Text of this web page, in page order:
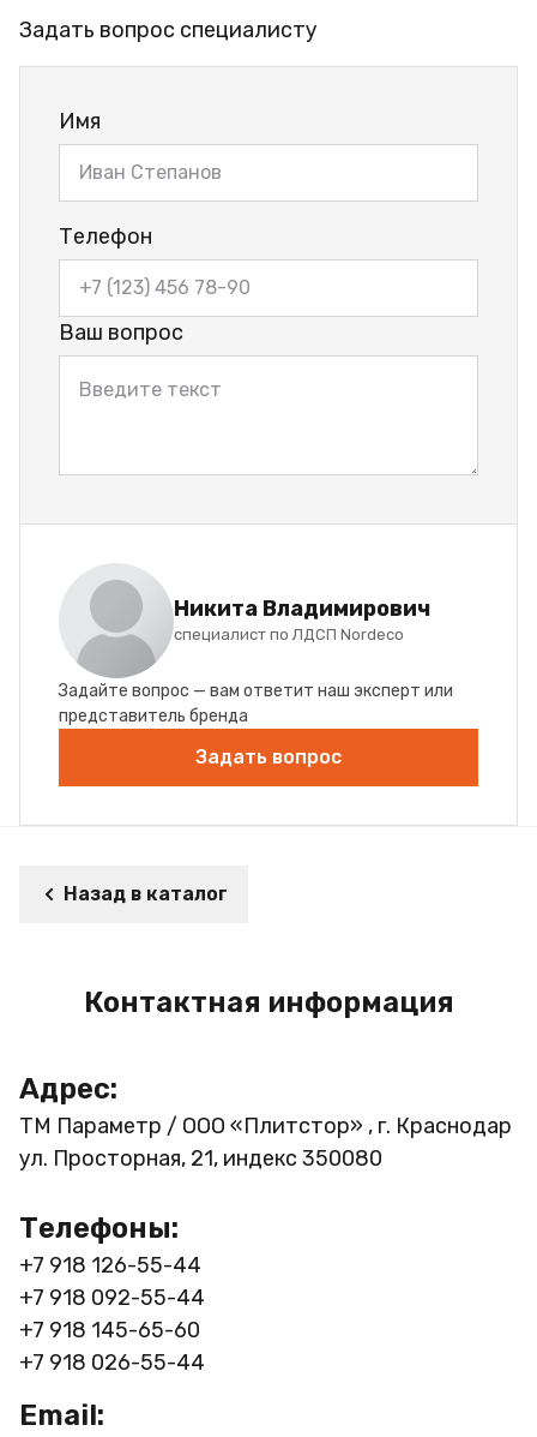
Задать вопрос специалисту
Имя
Телефон
Ваш вопрос
Никита Владимирович
специалист по ЛДСП Nordeco
Задайте вопрос — вам ответит наш эксперт или
представитель бренда
Задать вопрос
Назад в каталог
Контактная информация
Адрес:
ТМ Параметр / ООО «Плитстор» , г. Краснодар
ул. Просторная, 21, индекс 350080
Телефоны:
+7 918 126-55-44
+7 918 092-55-44
+7 918 145-65-60
+7 918 026-55-44
Email: